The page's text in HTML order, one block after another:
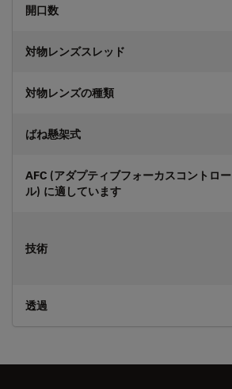
開口数
対物レンズスレッド
対物レンズの種類
ばね懸架式
AFC (アダプティブフォーカスコントロー
ル) に適しています
技術
透過